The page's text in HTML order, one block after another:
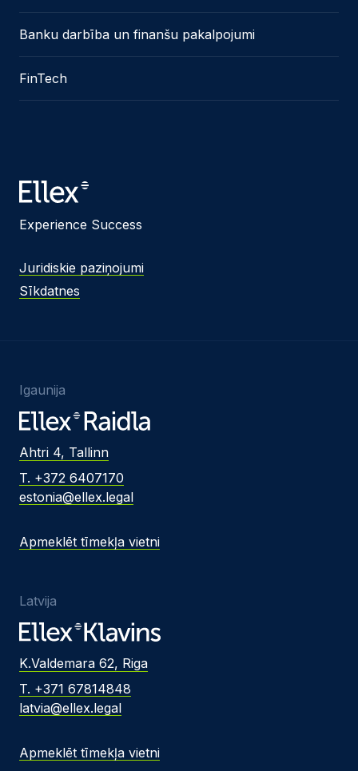
Banku darbība un finanšu pakalpojumi
FinTech
Experience Success
Juridiskie paziņojumi
Sīkdatnes
Igaunija
Ahtri 4, Tallinn
T. +372 6407170
estonia@ellex.legal
Apmeklēt tīmekļa vietni
Latvija
K.Valdemara 62, Riga
T. +371 67814848
latvia@ellex.legal
Apmeklēt tīmekļa vietni